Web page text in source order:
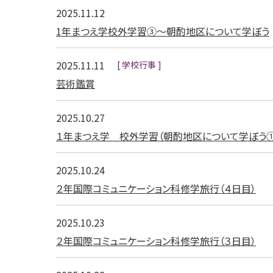
2025.11.12
1年まつえ学校外学習③～朝酌地区について学ぼう
2025.11.11 学校行事
芸術鑑賞
2025.10.27
１年まつえ学 校外学習（朝酌地区について学ぼう
2025.10.24
２年国際コミュニケーション科修学旅行（４日目）
2025.10.23
２年国際コミュニケーション科修学旅行（３日目）